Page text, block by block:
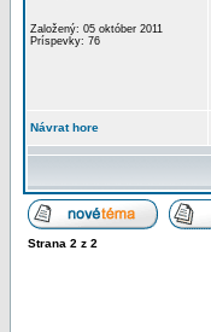
Založený: 05 október 2011
Príspevky: 76
Návrat hore
Strana 2 z 2